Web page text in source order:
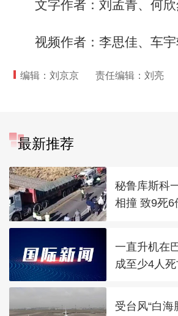
文字作者：刘孟青、何欣
视频作者：李思佳、车宇
编辑：刘京京 责任编辑：刘亮
最新推荐
秘鲁库斯科
相撞 致9死6
一直升机在
成至少4人
受台风“白海